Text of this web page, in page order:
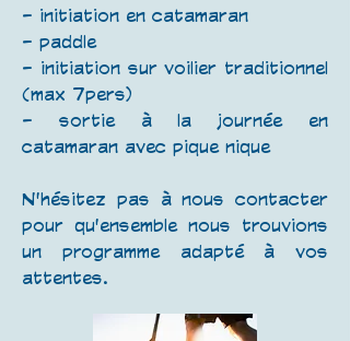
- initiation en catamaran
- paddle
- initiation sur voilier traditionnel
(max 7pers)
- sortie à la journée en
catamaran avec pique nique
N'hésitez pas à nous contacter
pour qu'ensemble nous trouvions
un programme adapté à vos
attentes.